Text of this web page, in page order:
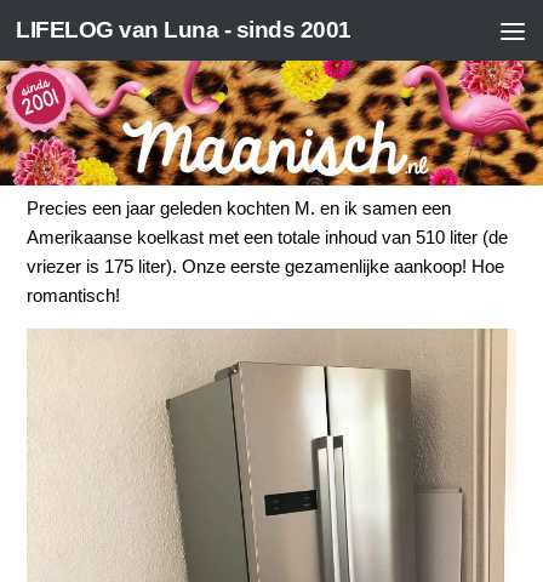
LIFELOG van Luna - sinds 2001
6 september 2019
11
DE INHOUD VAN MIJN DIEPVRIES
Precies een jaar geleden kochten M. en ik samen een
Amerikaanse koelkast met een totale inhoud van 510 liter (de
vriezer is 175 liter). Onze eerste gezamenlijke aankoop! Hoe
romantisch!